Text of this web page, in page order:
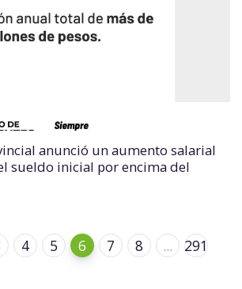
anunció un aumento salarial
sueldo inicial por encima del
4 5 6 7 8 ...
291